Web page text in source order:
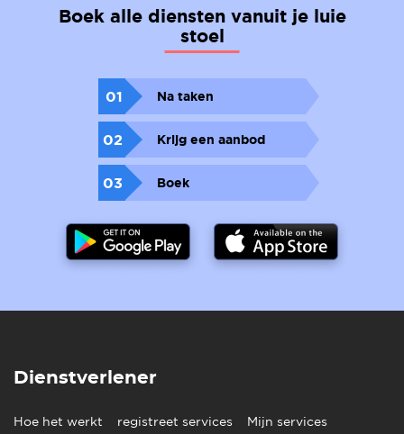
Boek alle diensten vanuit je luie
stoel
01 Na taken
02 Krijg een aanbod
03 Boek
Dienstverlener
Hoe het werkt registreet services
Mijn services